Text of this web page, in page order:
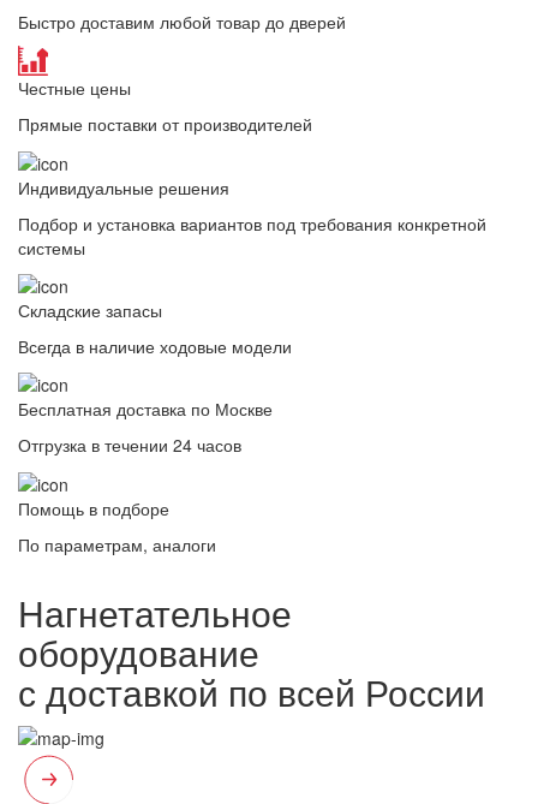
Быстро доставим любой товар до дверей
Честные цены
Прямые поставки от производителей
Индивидуальные решения
Подбор и установка вариантов под требования конкретной
системы
Складские запасы
Всегда в наличие ходовые модели
Бесплатная доставка по Москве
Отгрузка в течении 24 часов
Помощь в подборе
По параметрам, аналоги
Нагнетательное
оборудование
с доставкой по всей России